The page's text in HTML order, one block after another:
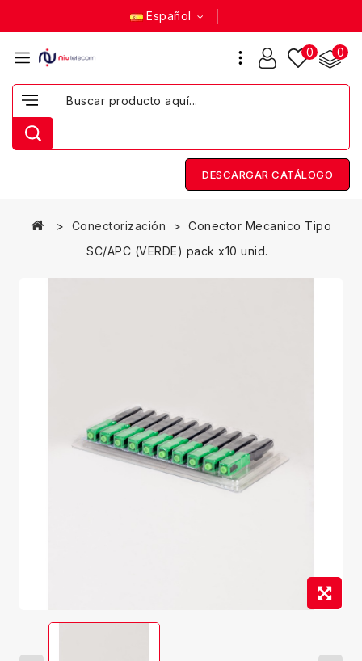
Español
0
0
DESCARGAR CATÁLOGO
Conectorización
Conector Mecanico Tipo
SC/APC (VERDE) pack x10 unid.